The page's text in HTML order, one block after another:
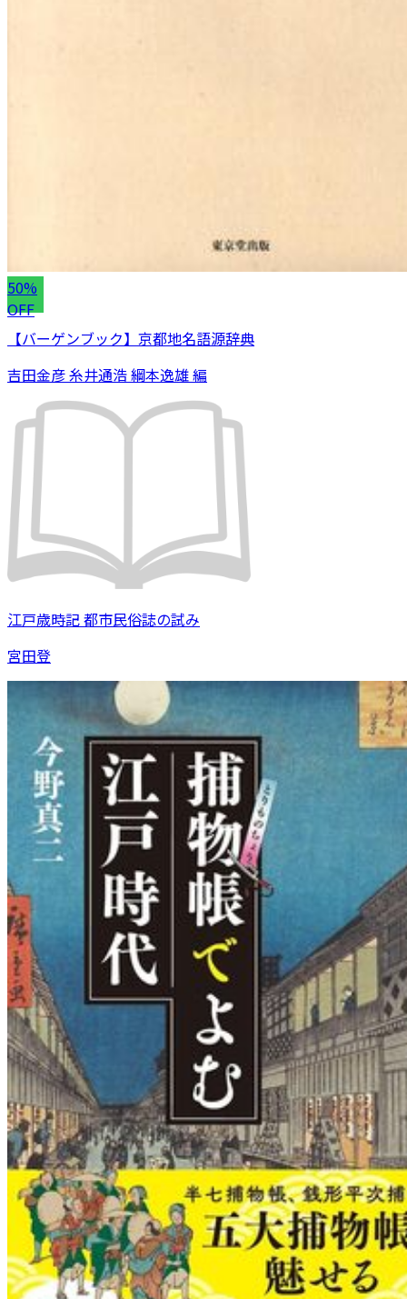
50%
OFF
【バーゲンブック】京都地名語源辞典
吉田金彦 糸井通浩 綱本逸雄 編
江戸歳時記 都市民俗誌の試み
宮田登